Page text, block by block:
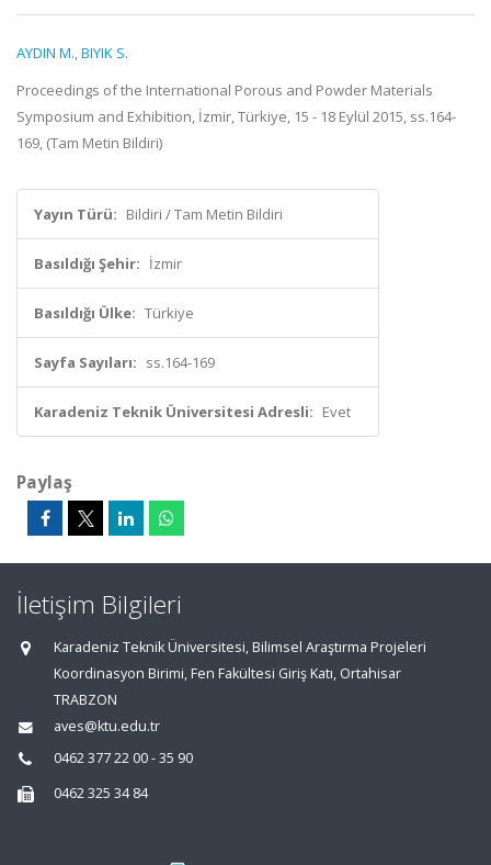
AYDIN M.,BIYIK S.
Proceedings of the International Porous and Powder Materials
Symposium and Exhibition, İzmir, Türkiye, 15 - 18 Eylül 2015, ss.164-
169, (Tam Metin Bildiri)
Yayın Türü: Bildiri / Tam Metin Bildiri
Basıldığı Şehir: İzmir
Basıldığı Ülke: Türkiye
Sayfa Sayıları: ss.164-169
Karadeniz Teknik Üniversitesi Adresli: Evet
Paylaş
İletişim Bilgileri
Karadeniz Teknik Üniversitesi, Bilimsel Araştırma Projeleri
Koordinasyon Birimi, Fen Fakültesi Giriş Katı, Ortahisar
TRABZON
aves@ktu.edu.tr
0462 377 22 00 - 35 90
0462 325 34 84